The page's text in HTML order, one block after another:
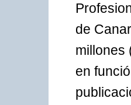
de
millones
en